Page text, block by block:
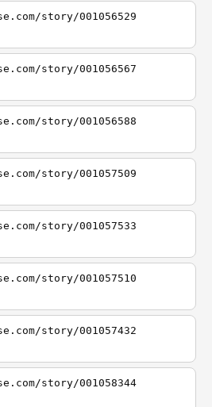
story/001056529
story/001056567
story/001056588
story/001057509
story/001057533
story/001057510
story/001057432
story/001058344